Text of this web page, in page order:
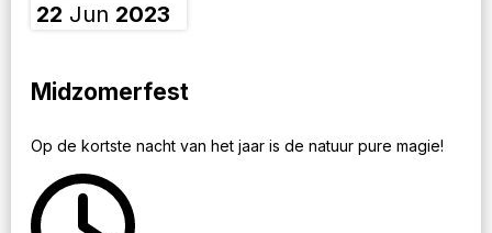
22 Jun 2023
Midzomerfest
Op de kortste nacht van het jaar is de natuur pure magie!